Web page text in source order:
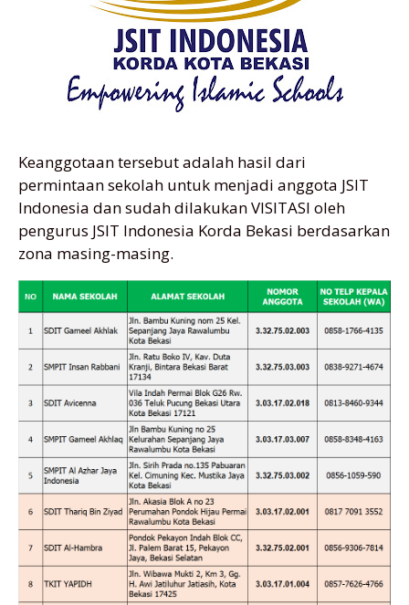
Keanggotaan tersebut adalah hasil dari
permintaan sekolah untuk menjadi anggota JSIT
Indonesia dan sudah dilakukan VISITASI oleh
pengurus JSIT Indonesia Korda Bekasi berdasarkan
zona masing-masing.